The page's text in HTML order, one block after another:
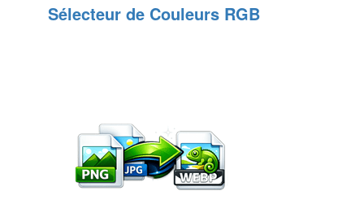
Sélecteur de Couleurs RGB